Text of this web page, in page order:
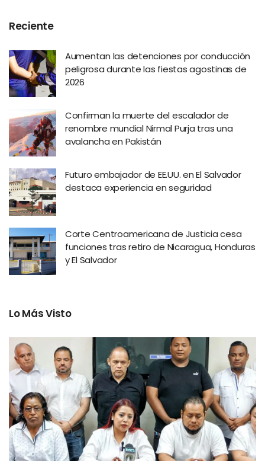
Reciente
Aumentan las detenciones por conducción
peligrosa durante las fiestas agostinas de
2026
Confirman la muerte del escalador de
renombre mundial Nirmal Purja tras una
avalancha en Pakistán
Futuro embajador de EE.UU. en El Salvador
destaca experiencia en seguridad
Corte Centroamericana de Justicia cesa
funciones tras retiro de Nicaragua, Honduras
y El Salvador
Lo Más Visto